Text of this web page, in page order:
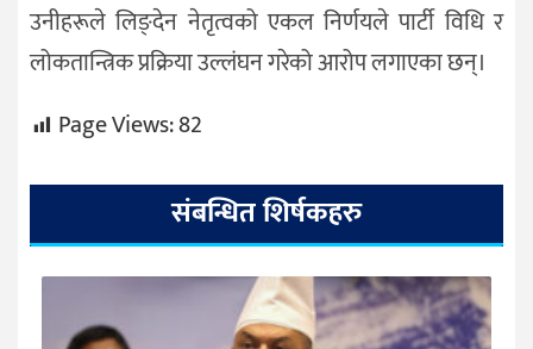
उनीहरूले लिङ्देन नेतृत्वको एकल निर्णयले पार्टी विधि र
लोकतान्त्रिक प्रक्रिया उल्लंघन गरेको आरोप लगाएका छन्।
Page Views:82
संबन्धित शिर्षकहरु